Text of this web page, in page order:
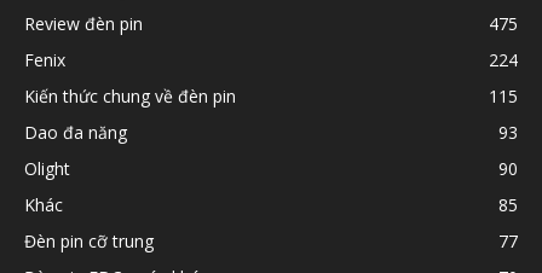
Review đèn pin
475
Fenix
224
Kiến thức chung về đèn pin
115
Dao đa năng
93
Olight
90
Khác
85
Đèn pin cỡ trung
77